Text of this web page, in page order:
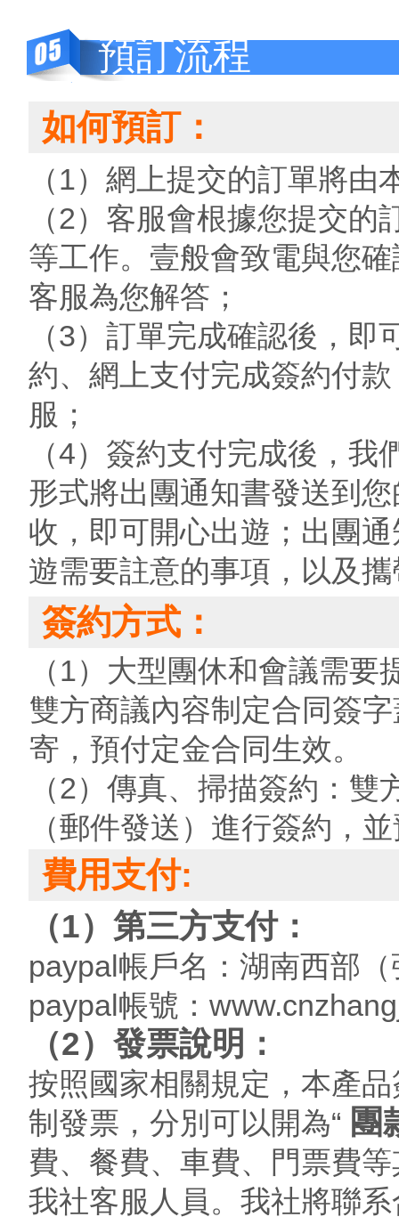
預訂流程
如何預訂：
（1）網上提交的訂單將
（2）客服會根據您提交
等工作。壹般會致電與您
客服為您解答；
（3）訂單完成確認後，
約、網上支付完成簽約付
服；
（4）簽約支付完成後，
形式將出團通知書發送到
收，即可開心出遊；出團
遊需要註意的事項，以及
簽約方式：
（1）大型團休和會議需
雙方商議內容制定合同簽
寄，預付定金合同生效。
（2）傳真、掃描簽約：
（郵件發送）進行簽約，
費用支付:
（1）第三方支付：
paypal帳戶名：湖南西部
paypal帳號：
（2）發票說明：
按照國家相關規定，本產
制發票，分別可以開為“ 團
費、餐費、車費、門票費
我社客服人員。我社將聯